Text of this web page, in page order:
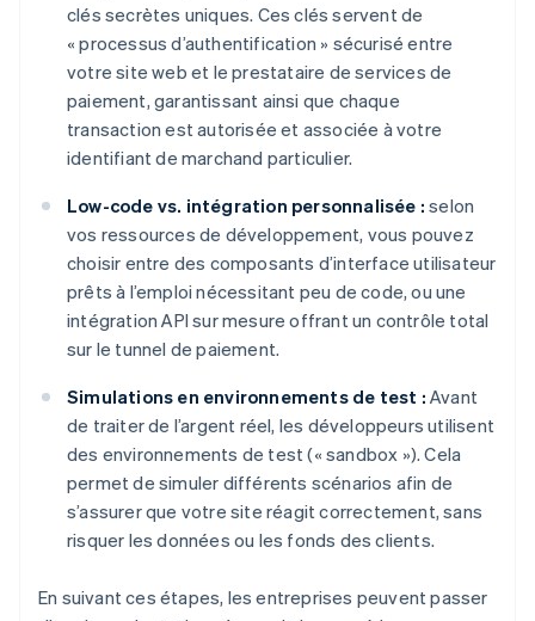
clés secrètes uniques. Ces clés servent de
« processus d’authentification » sécurisé entre
votre site web et le prestataire de services de
paiement, garantissant ainsi que chaque
transaction est autorisée et associée à votre
identifiant de marchand particulier.
Low-code vs. intégration personnalisée : selon
vos ressources de développement, vous pouvez
choisir entre des composants d’interface utilisateur
prêts à l’emploi nécessitant peu de code, ou une
intégration API sur mesure offrant un contrôle total
sur le tunnel de paiement.
Simulations en environnements de test : Avant
de traiter de l’argent réel, les développeurs utilisent
des environnements de test (« sandbox »). Cela
permet de simuler différents scénarios afin de
s’assurer que votre site réagit correctement, sans
risquer les données ou les fonds des clients.
En suivant ces étapes, les entreprises peuvent passer